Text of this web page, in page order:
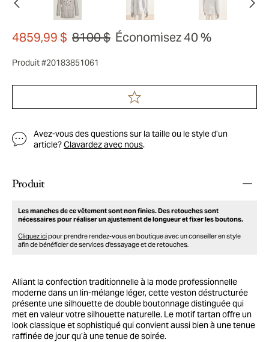
4859,99 $ 8100 $ Économisez 40 %
Produit #20183851061
Avez-vous des questions sur la taille ou le style d’un
article?Clavardez avec nous.
Produit
Les manches de ce vêtement sont non finies. Des retouches sont
nécessaires pour réaliser un ajustement de longueur et fixer les boutons.
Cliquez icipour prendre rendez-vous en boutique avec un conseiller en style
afin de bénéficier de services d'essayage et de retouches.
Alliant la confection traditionnelle à la mode professionnelle
moderne dans un lin-mélange léger, cette veston déstructurée
présente une silhouette de double boutonnage distinguée qui
met en valeur votre silhouette naturelle. Le motif tartan offre un
look classique et sophistiqué qui convient aussi bien à une tenue
raffinée de jour qu’à une tenue de soirée.